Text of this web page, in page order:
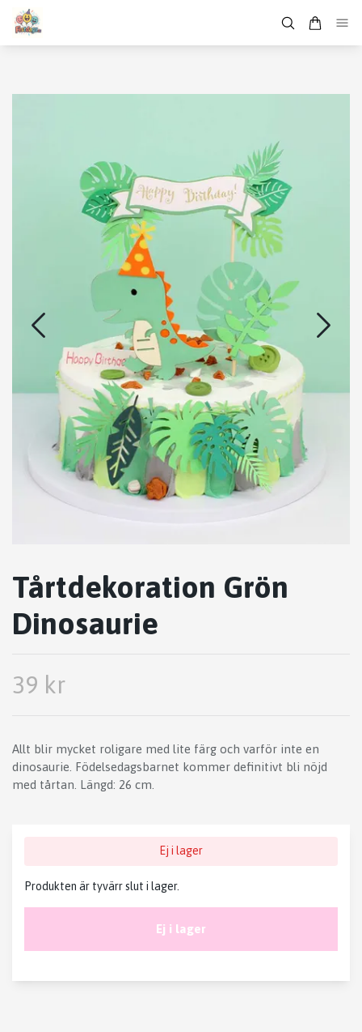
Tårtdekoration Grön
Dinosaurie
39 kr
Allt blir mycket roligare med lite färg och varför inte en
dinosaurie. Födelsedagsbarnet kommer definitivt bli nöjd
med tårtan. Längd: 26 cm.
Ej i lager
Produkten är tyvärr slut i lager.
Ej i lager